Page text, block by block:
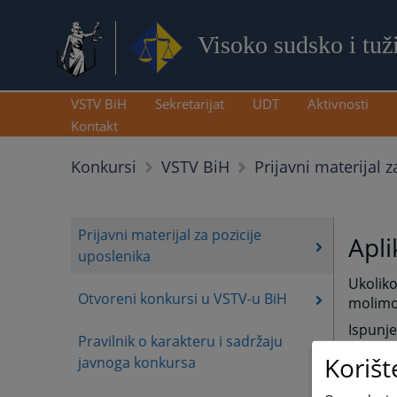
Visoko sudsko i
VSTV BiH Sekretarijat UDT Aktivnosti
Kontakt
Konkursi VSTV BiH Prijavni materijal
Prijavni materijal za pozicije
uposlenika
Otvoreni konkursi u VSTV-u BiH
Pravilnik o karakteru i sadržaju
javnoga konkursa
ili